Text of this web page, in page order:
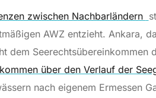
zwischen Nachbarländern
AWZ entzieht. Ankara,
dem Seerechtsübereinkommen
über den Verlauf der
nach eigenem Ermessen